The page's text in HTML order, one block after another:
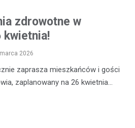
zdrowotne w
kwietnia!
2026
zaprasza mieszkańców i gości
zaplanowany na 26 kwietnia…